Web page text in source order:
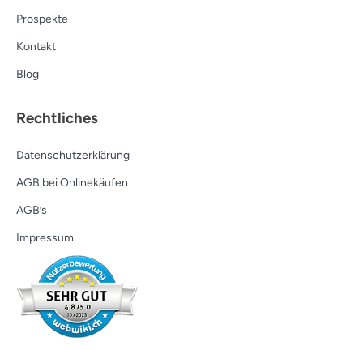
Prospekte
Kontakt
Blog
Rechtliches
Datenschutzerklärung
AGB bei Onlinekäufen
AGB’s
Impressum